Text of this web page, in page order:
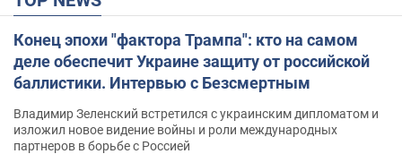
Конец эпохи "фактора Трампа": кто на самом
деле обеспечит Украине защиту от российской
баллистики. Интервью с Безсмертным
Владимир Зеленский встретился с украинским дипломатом и
изложил новое видение войны и роли международных
партнеров в борьбе с Россией